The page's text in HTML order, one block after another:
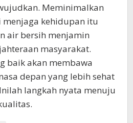
Meminimalkan
kehidupan itu
air bersih menjamin
masyarakat.
baik akan membawa
depan yang lebih sehat
langkah nyata menuju